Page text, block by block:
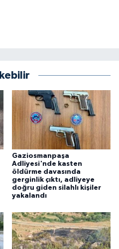
Gaziosmanpaşa
Adliyesi'nde kasten
öldürme davasında
gerginlik çıktı, adliyeye
doğru giden silahlı kişiler
yakalandı